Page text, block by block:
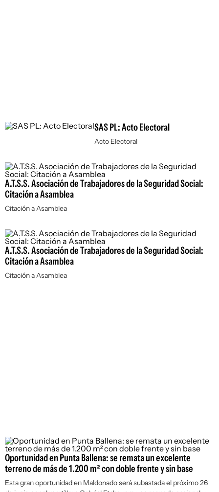
SAS PL: Acto Electoral
Acto Electoral
A.T.S.S. Asociación de Trabajadores de la Seguridad Social:
Citación a Asamblea
Citación a Asamblea
A.T.S.S. Asociación de Trabajadores de la Seguridad Social:
Citación a Asamblea
Citación a Asamblea
Oportunidad en Punta Ballena: se remata un excelente
terreno de más de 1.200 m² con doble frente y sin base
Esta gran oportunidad en Maldonado será subastada el próximo 26